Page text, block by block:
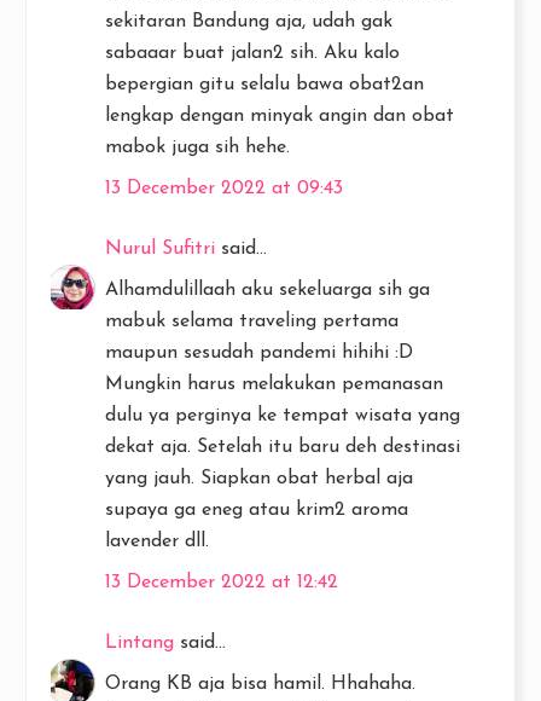
sekitaran Bandung aja, udah gak
sabaaar buat jalan2 sih. Aku kalo
bepergian gitu selalu bawa obat2an
lengkap dengan minyak angin dan obat
mabok juga sih hehe.
13 December 2022 at 09:43
Nurul Sufitri said...
Alhamdulillaah aku sekeluarga sih ga
mabuk selama traveling pertama
maupun sesudah pandemi hihihi :D
Mungkin harus melakukan pemanasan
dulu ya perginya ke tempat wisata yang
dekat aja. Setelah itu baru deh destinasi
yang jauh. Siapkan obat herbal aja
supaya ga eneg atau krim2 aroma
lavender dll.
13 December 2022 at 12:42
Lintang said...
Orang KB aja bisa hamil. Hhahaha.